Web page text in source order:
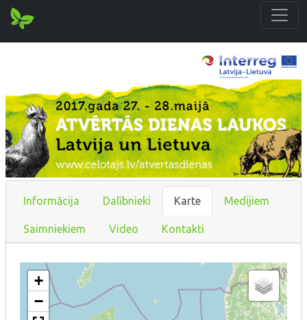
Informācija Dalībnieki Karte Medijiem
Saimniekiem Video Kontakti